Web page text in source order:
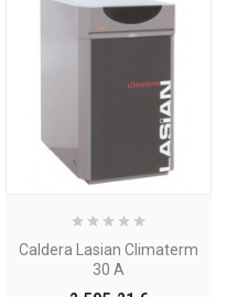
Tubo PERT EVOH
SharkBite Con Barrera
Rollo 500 Mt.
283,34 € -12%Precio
Caldera Lasian Climaterm
30 A